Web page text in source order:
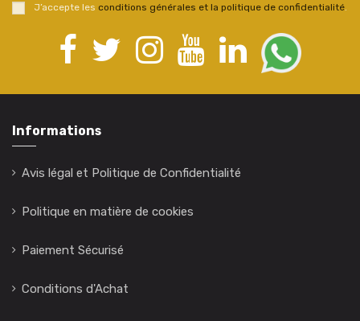
J’accepte les conditions générales et la politique de confidentialité.
Informations
Avis légal et Politique de Confidentialité
Politique en matière de cookies
Paiement Sécurisé
Conditions d'Achat